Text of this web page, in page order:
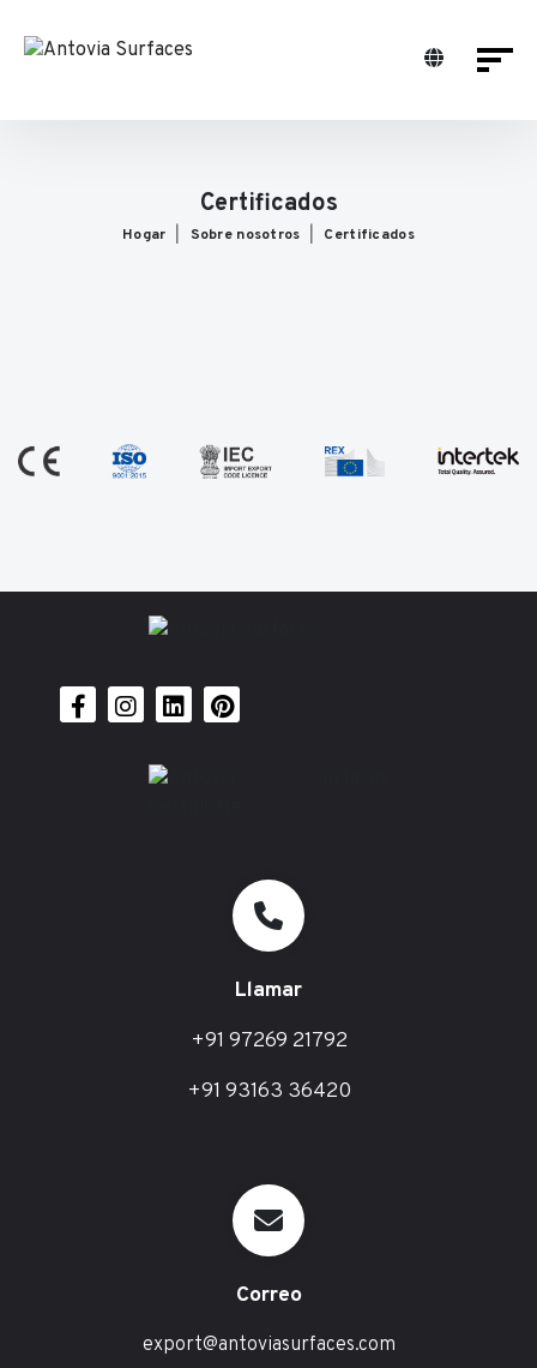
Certificados
Hogar Sobre nosotros Certificados
Llamar
+91 97269 21792
+91 93163 36420
Correo
export@antoviasurfaces.com